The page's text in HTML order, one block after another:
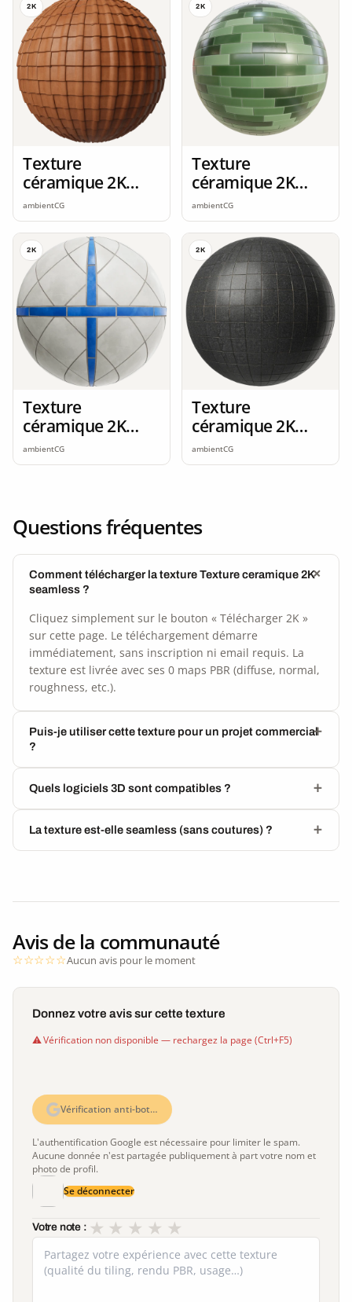
2K
Texture
céramique 2K
seamless
ambientCG
2K
Texture
céramique 2K
seamless
ambientCG
2K
Texture
céramique 2K
seamless
ambientCG
2K
Texture
céramique 2K
seamless
ambientCG
Questions fréquentes
Comment télécharger la texture Texture ceramique 2K
seamless ?
Cliquez simplement sur le bouton « Télécharger 2K »
sur cette page. Le téléchargement démarre
immédiatement, sans inscription ni email requis. La
texture est livrée avec ses 0 maps PBR (diffuse, normal,
roughness, etc.).
Puis-je utiliser cette texture pour un projet commercial
?
Quels logiciels 3D sont compatibles ?
La texture est-elle seamless (sans coutures) ?
Avis de la communauté
Aucun avis pour le moment
Donnez votre avis sur cette texture
Vérification non disponible — rechargez la page (Ctrl+F5)
Vérification anti-bot…
L'authentification Google est nécessaire pour limiter le spam.
Aucune donnée n'est partagée publiquement à part votre nom et
photo de profil.
Se déconnecter
Votre note : ★
★
★
★
★